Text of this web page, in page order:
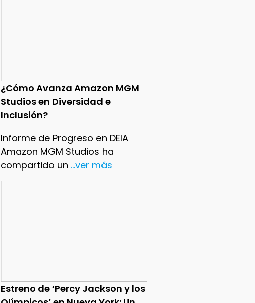
¿Cómo Avanza Amazon MGM
Studios en Diversidad e
Inclusión?
Informe de Progreso en DEIA
Amazon MGM Studios ha
compartido un ...ver más
Estreno de ‘Percy Jackson y los